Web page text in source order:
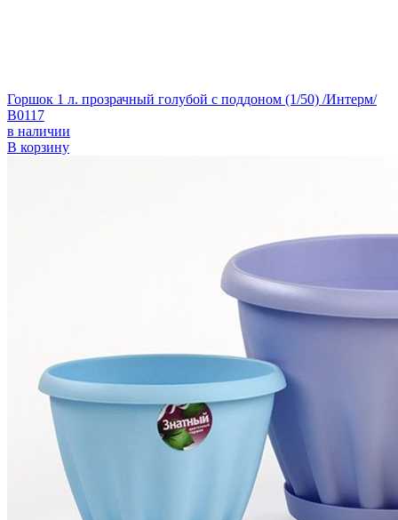
Горшок 1 л. прозрачный голубой с поддоном (1/50) /Интерм/
В0117
в наличии
В корзину